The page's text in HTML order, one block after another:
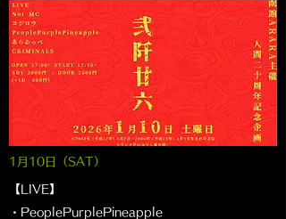
1月10 日（SAT）
【LIVE】
・PeoplePurplePineapple